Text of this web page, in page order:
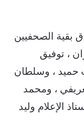
بقية الصحفيين
، توفيق
حميد ، وسلطان
، ومحمد
الإعلام وليد